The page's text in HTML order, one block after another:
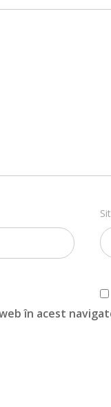
în acest